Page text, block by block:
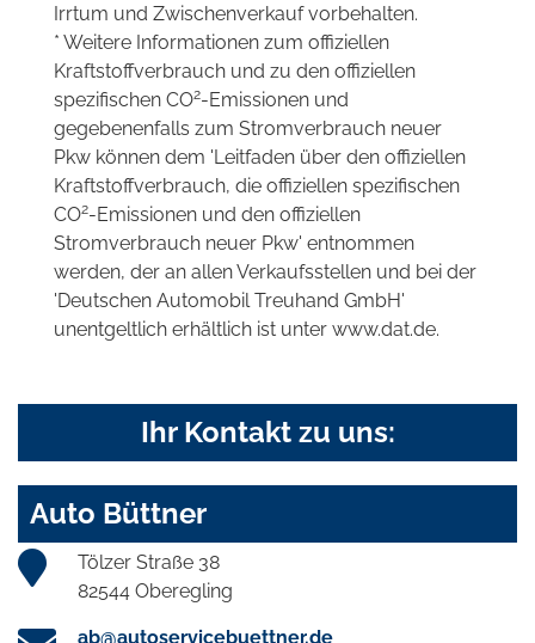
Irrtum und Zwischenverkauf vorbehalten.
* Weitere Informationen zum offiziellen
Kraftstoffverbrauch und zu den offiziellen
spezifischen CO2-Emissionen und
gegebenenfalls zum Stromverbrauch neuer
Pkw können dem 'Leitfaden über den offiziellen
Kraftstoffverbrauch, die offiziellen spezifischen
CO2-Emissionen und den offiziellen
Stromverbrauch neuer Pkw' entnommen
werden, der an allen Verkaufsstellen und bei der
'Deutschen Automobil Treuhand GmbH'
unentgeltlich erhältlich ist unter www.dat.de.
Ihr Kontakt zu uns:
Auto Büttner
Tölzer Straße 38
82544 Oberegling
ab@autoservicebuettner.de